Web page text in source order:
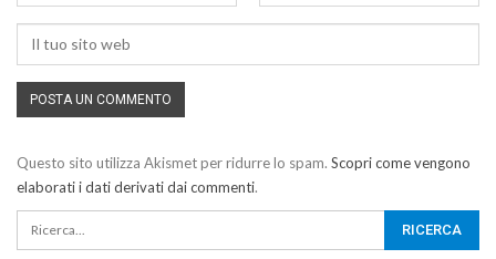
Questo sito utilizza Akismet per ridurre lo spam. Scopri come vengono
elaborati i dati derivati dai commenti.